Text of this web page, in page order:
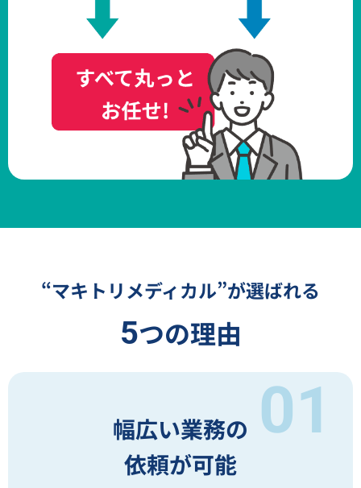
“マキトリメディカル”が選ばれる
5つの理由
幅広い業務の
依頼が可能